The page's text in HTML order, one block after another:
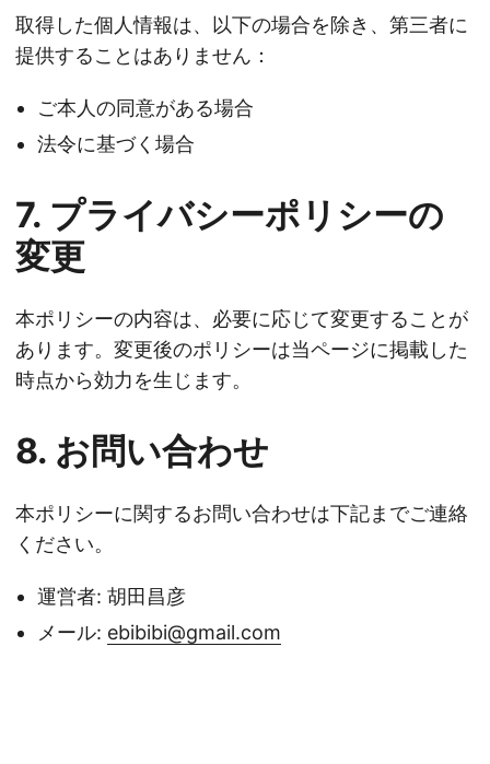
取得した個人情報は、以下の場合を除き、第三者に
提供することはありません：
ご本人の同意がある場合
法令に基づく場合
7. プライバシーポリシーの
変更
本ポリシーの内容は、必要に応じて変更することが
あります。変更後のポリシーは当ページに掲載した
時点から効力を生じます。
8. お問い合わせ
本ポリシーに関するお問い合わせは下記までご連絡
ください。
運営者: 胡田昌彦
メール: ebibibi@gmail.com